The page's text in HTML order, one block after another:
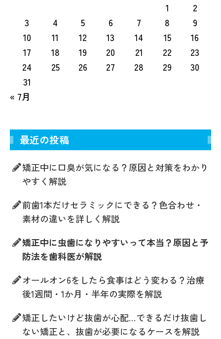
1
2
3
4 5 6 7 8
9
10
11 12 13 14 15
16
17
18 19 20 21 22
23
24
25 26 27 28 29
30
31
« 7月
最近の投稿
矯正中に口臭が気になる？原因と対策をわかり
やすく解説
前歯1本だけセラミックにできる？色合わせ・
素材の違いを詳しく解説
矯正中に虫歯になりやすいって本当？原因と予
防法を歯科医が解説
オールオン6をしたら食事はどう変わる？治療
後1週間・1か月・半年の実際を解説
矯正したいけど抜歯が心配…できるだけ抜歯し
ない矯正と、抜歯が必要になるケースを解説